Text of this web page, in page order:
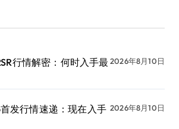
行情解密：何时入手最2026年8月10日
发行情速递：现在入手 2026年8月10日